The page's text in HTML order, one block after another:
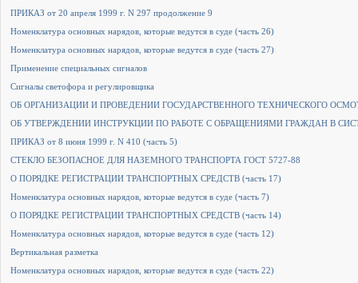
ПРИКАЗ от 20 апреля 1999 г. N 297 продолжение 9
Номенклатура основных нарядов, которые ведутся в суде (часть 26)
Номенклатура основных нарядов, которые ведутся в суде (часть 27)
Применение специальных сигналов
Сигналы светофора и регулировщика
ОБ ОРГАНИЗАЦИИ И ПРОВЕДЕНИИ ГОСУДАРСТВЕННОГО ТЕХНИЧЕСКОГО
ОБ УТВЕРЖДЕНИИ ИНСТРУКЦИИ ПО РАБОТЕ С ОБРАЩЕНИЯМИ ГРАЖДАН В
ПРИКАЗ от 8 июня 1999 г. N 410 (часть 5)
СТЕКЛО БЕЗОПАСНОЕ ДЛЯ НАЗЕМНОГО ТРАНСПОРТА ГОСТ 5727-88
О ПОРЯДКЕ РЕГИСТРАЦИИ ТРАНСПОРТНЫХ СРЕДСТВ (часть 17)
Номенклатура основных нарядов, которые ведутся в суде (часть 7)
О ПОРЯДКЕ РЕГИСТРАЦИИ ТРАНСПОРТНЫХ СРЕДСТВ (часть 14)
Номенклатура основных нарядов, которые ведутся в суде (часть 12)
Вертикальная разметка
Номенклатура основных нарядов, которые ведутся в суде (часть 22)